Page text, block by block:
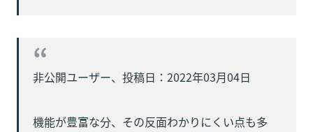
非公開ユーザー、投稿日：2022年03月04日
機能が豊富な分、その反面わかりにくい点も多